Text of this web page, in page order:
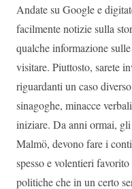
Andate su Google e
facilmente notizie sulla
qualche informazione
visitare. Piuttosto, sarete
riguardanti un caso
sinagoghe, minacce
iniziare. Da anni ormai,
Malmö, devono fare i
spesso e volentieri
politiche che in un certo